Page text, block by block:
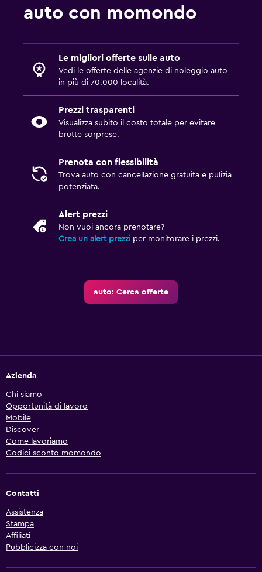
auto con momondo
Le migliori offerte sulle auto
Vedi le offerte delle agenzie di noleggio auto
in più di 70.000 località.
Prezzi trasparenti
Visualizza subito il costo totale per evitare
brutte sorprese.
Prenota con flessibilità
Trova auto con cancellazione gratuita e pulizia
potenziata.
Alert prezzi
Non vuoi ancora prenotare?
Crea un alert prezzi per monitorare i prezzi.
auto: Cerca offerte
Azienda
Chi siamo
Opportunità di lavoro
Mobile
Discover
Come lavoriamo
Codici sconto momondo
Contatti
Assistenza
Stampa
Affiliati
Pubblicizza con noi